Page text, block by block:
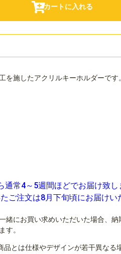
カートに入れる
を施したアクリルキーホルダーです。
常4～5週間ほどでお届け致し
ご注文は8月下旬頃にお届けい
緒にお買い求めいただいた場合、納
す。
とは仕様やデザインが若干異なる